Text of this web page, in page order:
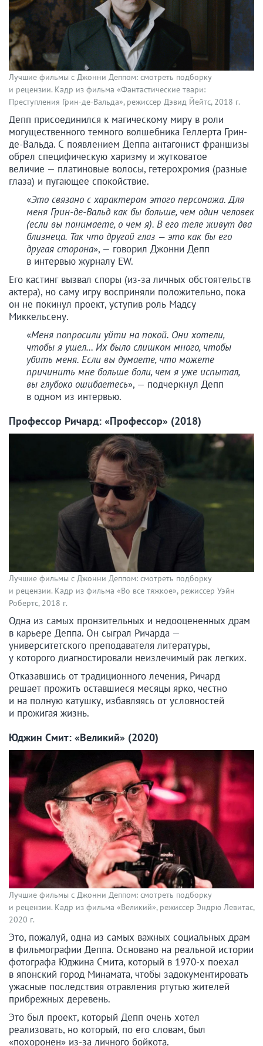
Лучшие фильмы с Джонни Деппом: смотреть подборку
и рецензии. Кадр из фильма «Фантастические твари:
Преступления Грин-де-Вальда», режиссер Дэвид Йейтс, 2018 г.
Депп присоединился к магическому миру в роли
могущественного темного волшебника Геллерта Грин-
де-Вальда. С появлением Деппа антагонист франшизы
обрел специфическую харизму и жутковатое
величие — платиновые волосы, гетерохромия (разные
глаза) и пугающее спокойствие.
«Это связано с характером этого персонажа. Для
меня Грин-де-Вальд как бы больше, чем один человек
(если вы понимаете, о чем я). В его теле живут два
близнеца. Так что другой глаз — это как бы его
другая сторона», — говорил Джонни Депп
в интервью журналу EW.
Его кастинг вызвал споры (из-за личных обстоятельств
актера), но саму игру восприняли положительно, пока
он не покинул проект, уступив роль Мадсу
Миккельсену.
«Меня попросили уйти на покой. Они хотели,
чтобы я ушел… Их было слишком много, чтобы
убить меня. Если вы думаете, что можете
причинить мне больше боли, чем я уже испытал,
вы глубоко ошибаетесь», — подчеркнул Депп
в одном из интервью.
Профессор Ричард: «Профессор» (2018)
Лучшие фильмы с Джонни Деппом: смотреть подборку
и рецензии. Кадр из фильма «Во все тяжкое», режиссер Уэйн
Робертс, 2018 г.
Одна из самых пронзительных и недооцененных драм
в карьере Деппа. Он сыграл Ричарда —
университетского преподавателя литературы,
у которого диагностировали неизлечимый рак легких.
Отказавшись от традиционного лечения, Ричард
решает прожить оставшиеся месяцы ярко, честно
и на полную катушку, избавляясь от условностей
и прожигая жизнь.
Юджин Смит: «Великий» (2020)
Лучшие фильмы с Джонни Деппом: смотреть подборку
и рецензии. Кадр из фильма «Великий», режиссер Эндрю Левитас,
2020 г.
Это, пожалуй, одна из самых важных социальных драм
в фильмографии Деппа. Основано на реальной истории
фотографа Юджина Смита, который в 1970-х поехал
в японский город Минамата, чтобы задокументировать
ужасные последствия отравления ртутью жителей
прибрежных деревень.
Это был проект, который Депп очень хотел
реализовать, но который, по его словам, был
«похоронен» из-за личного бойкота.